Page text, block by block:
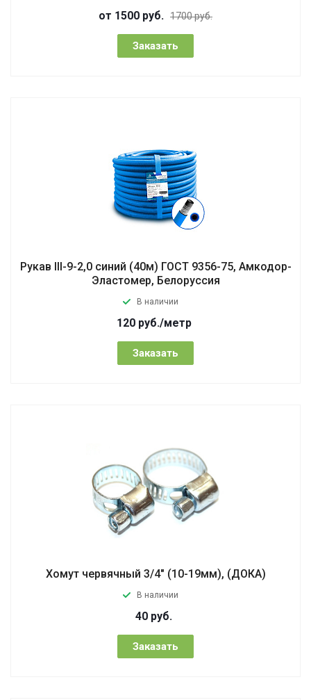
от 1500 руб. 1700 руб.
Заказать
Рукав III-9-2,0 синий (40м) ГОСТ 9356-75, Амкодор-
Эластомер, Белоруссия
В наличии
120 руб./метр
Заказать
Хомут червячный 3/4" (10-19мм), (ДОКА)
В наличии
40 руб.
Заказать